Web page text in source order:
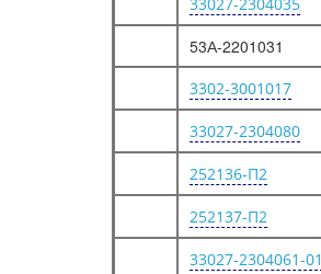
53А-2201031
3302-3001017
33027-2304080
252136-П2
252137-П2
33027-2304061-01